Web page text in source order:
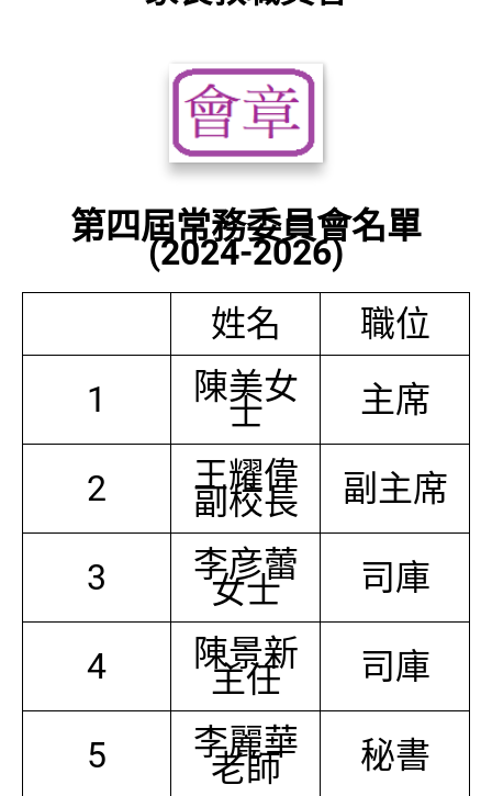
第四屆常務委員會名單
(2024-2026)
姓名
職位
1
陳美女
士 主席
2 王耀偉
副校長 副主席
3 李彦蕾
女士 司庫
4 陳景新
主任 司庫
5 李麗華
老師 秘書